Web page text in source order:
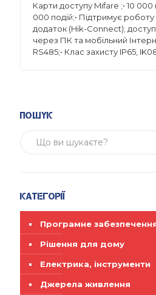
Карти доступу Mifare ;• 10 000
000 подій;• Підтримує
додаток (Hik-Connect);
через ПК та мобільний
RS485;• Клас захисту IP65,
Пошук
Категорії
Програмне
Рішення для дому
Електрика, інструменти
Джерела живлення